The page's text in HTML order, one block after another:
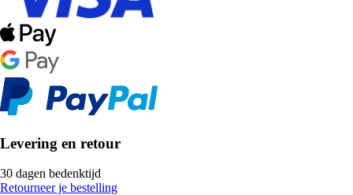
Levering en retour
30 dagen bedenktijd
Retourneer je bestelling